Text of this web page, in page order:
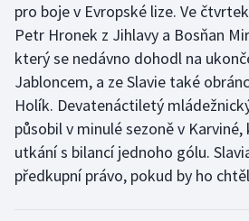
Motorsport
Olympijské hry
Parasport
Plavání
Plážový volejbal
pro boje v Evropské lize. Ve
Petr Hronek z Jihlavy a Bosňan
který se nedávno dohodl na
Jabloncem, a ze Slavie také
Holík. Devatenáctiletý
působil v minulé sezoně v
utkání s bilancí jednoho gólu.
předkupní právo, pokud by ho